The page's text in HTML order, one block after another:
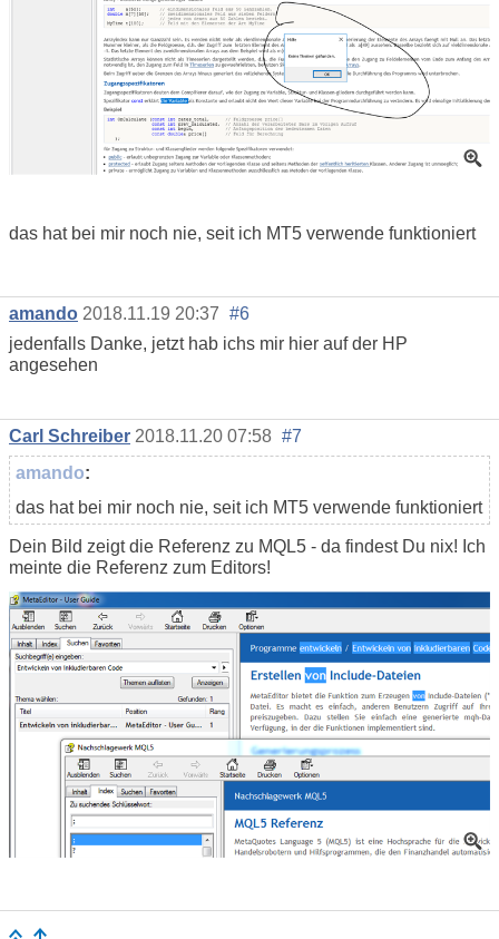
das hat bei mir noch nie, seit ich MT5 verwende funktioniert
amando 2018.11.19 20:37 #6
jedenfalls Danke, jetzt hab ichs mir hier auf der HP
angesehen
Carl Schreiber 2018.11.20 07:58 #7
amando:
das hat bei mir noch nie, seit ich MT5 verwende funktioniert
Dein Bild zeigt die Referenz zu MQL5 - da findest Du nix! Ich
meinte die Referenz zum Editors!